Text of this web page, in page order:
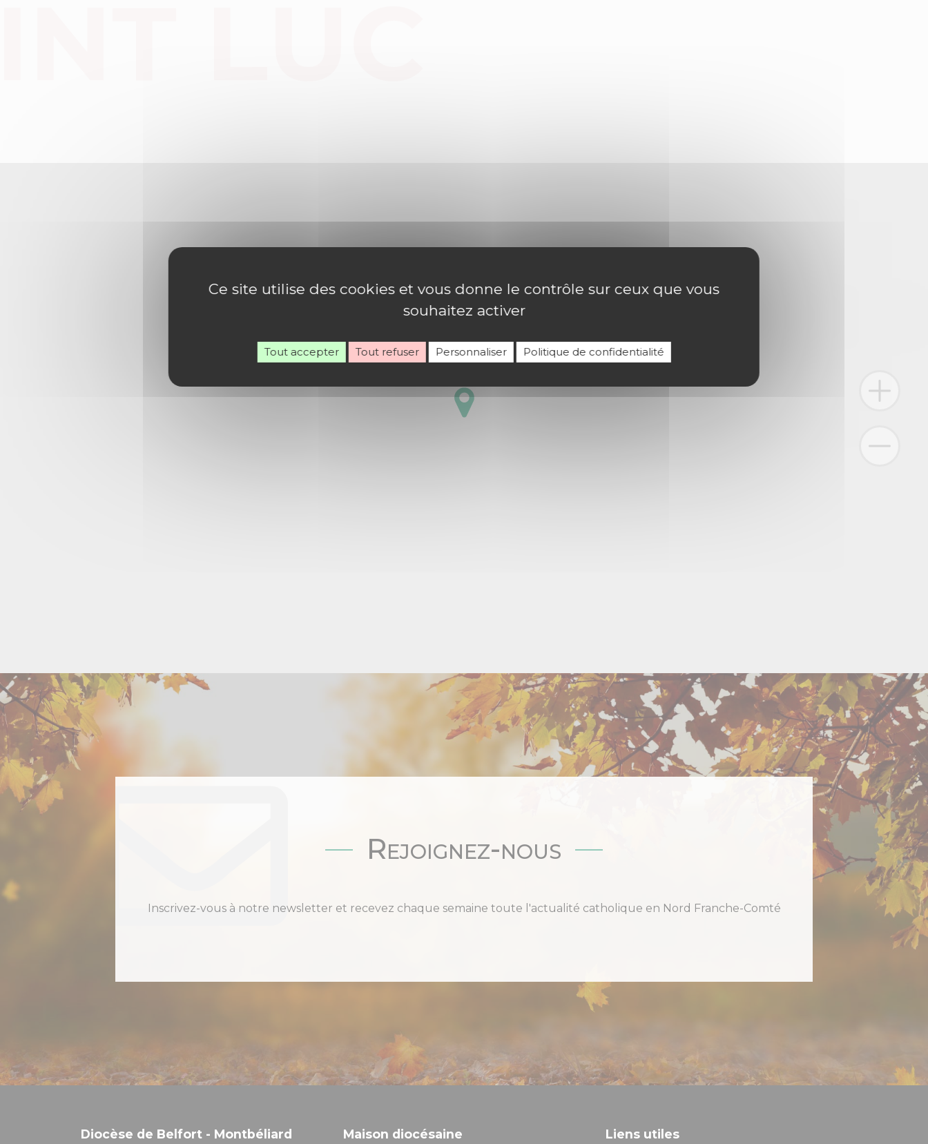
Rejoignez-nous
Inscrivez-vous à notre newsletter et recevez chaque semaine toute l'actualité catholique en Nord Franche-Comté
Diocèse de Belfort - Montbéliard Maison diocésaine Liens utiles
Ce site utilise des cookies et vous donne le contrôle sur ceux que vous
souhaitez activer
Tout accepter Tout refuser Personnaliser Politique de confidentialité